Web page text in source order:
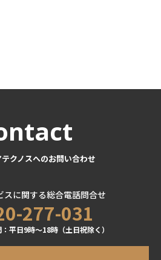
クノスへのお問い合わせ
スに関する総合電話問合せ
277-031
平日9時～18時（土日祝除く）